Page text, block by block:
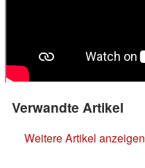
Verwandte Artikel
Weitere Artikel anzeigen